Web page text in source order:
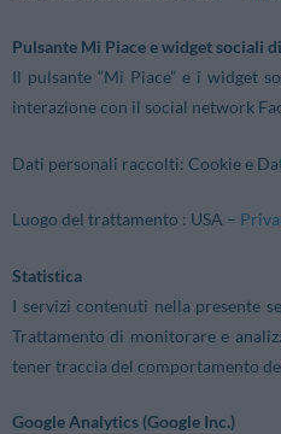
Pulsante Mi Piace e widget sociali
Il pulsante “Mi Piace” e i widget
interazione con il social network
Dati personali raccolti: Cookie e
Luogo del trattamento : USA –
Statistica
I servizi contenuti nella presente
Trattamento di monitorare e
tener traccia del comportamento
Google Analytics (Google Inc.)